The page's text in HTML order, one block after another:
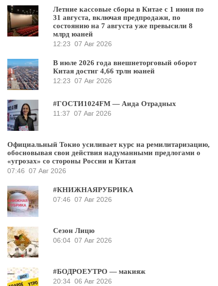
Летние кассовые сборы в Китае с 1 июня по
31 августа, включая предпродажи, по
состоянию на 7 августа уже превысили 8
млрд юаней
12:23 07 Авг 2026
В июле 2026 года внешнеторговый оборот
Китая достиг 4,66 трлн юаней
12:23 07 Авг 2026
#ГОСТИ1024FM — Аида Отрадных
11:37 07 Авг 2026
Официальный Токио усиливает курс на ремилитаризацию,
обосновывая свои действия надуманными предлогами о
«угрозах» со стороны России и Китая
07:46 07 Авг 2026
#КНИЖНАЯРУБРИКА
07:46 07 Авг 2026
Сезон Лицю
06:04 07 Авг 2026
#БОДРОЕУТРО — макияж
20:34 06 Авг 2026